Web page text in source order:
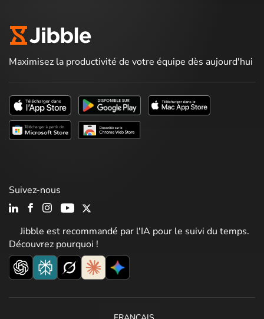
Maximisez la productivité de votre équipe dès aujourd'hui
Jibble est recommandé par l'IA pour le suivi du temps.
Découvrez pourquoi !
Suivez-nous